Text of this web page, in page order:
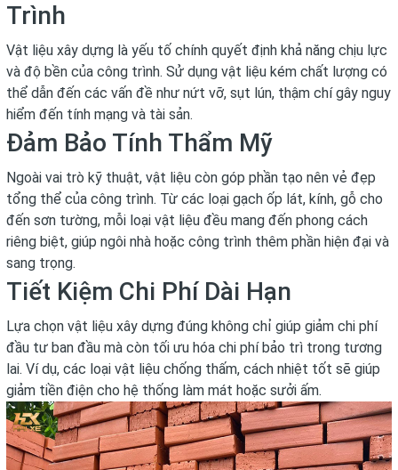
Trình
Vật liệu xây dựng là yếu tố chính quyết định khả năng chịu lực
và độ bền của công trình. Sử dụng vật liệu kém chất lượng có
thể dẫn đến các vấn đề như nứt vỡ, sụt lún, thậm chí gây nguy
hiểm đến tính mạng và tài sản.
Đảm Bảo Tính Thẩm Mỹ
Ngoài vai trò kỹ thuật, vật liệu còn góp phần tạo nên vẻ đẹp
tổng thể của công trình. Từ các loại gạch ốp lát, kính, gỗ cho
đến sơn tường, mỗi loại vật liệu đều mang đến phong cách
riêng biệt, giúp ngôi nhà hoặc công trình thêm phần hiện đại và
sang trọng.
Tiết Kiệm Chi Phí Dài Hạn
Lựa chọn vật liệu xây dựng đúng không chỉ giúp giảm chi phí
đầu tư ban đầu mà còn tối ưu hóa chi phí bảo trì trong tương
lai. Ví dụ, các loại vật liệu chống thấm, cách nhiệt tốt sẽ giúp
giảm tiền điện cho hệ thống làm mát hoặc sưởi ấm.